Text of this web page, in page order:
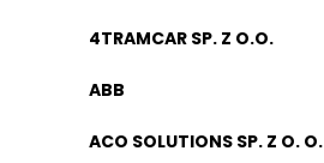
4TRAMCAR SP. Z O.O.
ABB
ACO SOLUTIONS SP. Z O. O.